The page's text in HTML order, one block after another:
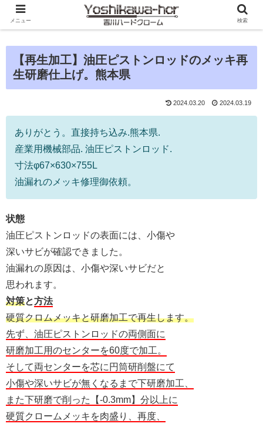
【再生加工】油圧ピストンロッドのメッキ再
生研磨仕上げ。熊本県
2024.03.20 2024.03.19
ありがとう。直接持ち込み.熊本県.
産業用機械部品. 油圧ピストンロッド.
寸法φ67×630×755L
油漏れのメッキ修理御依頼。
状態
油圧ピストンロッドの表面には、小傷や
深いサビが確認できました。
油漏れの原因は、小傷や深いサビだと
思われます。
対策と方法
硬質クロムメッキと研磨加工で再生します。
先ず、油圧ピストンロッドの両側面に
研磨加工用のセンターを60度で加工。
そして両センターを芯に円筒研削盤にて
小傷や深いサビが無くなるまで下研磨加工、
また下研磨で削った【-0.3mm】分以上に
硬質クロームメッキを肉盛り、再度、
メニュー 検索